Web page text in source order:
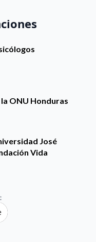
ONU Honduras
José
Vida